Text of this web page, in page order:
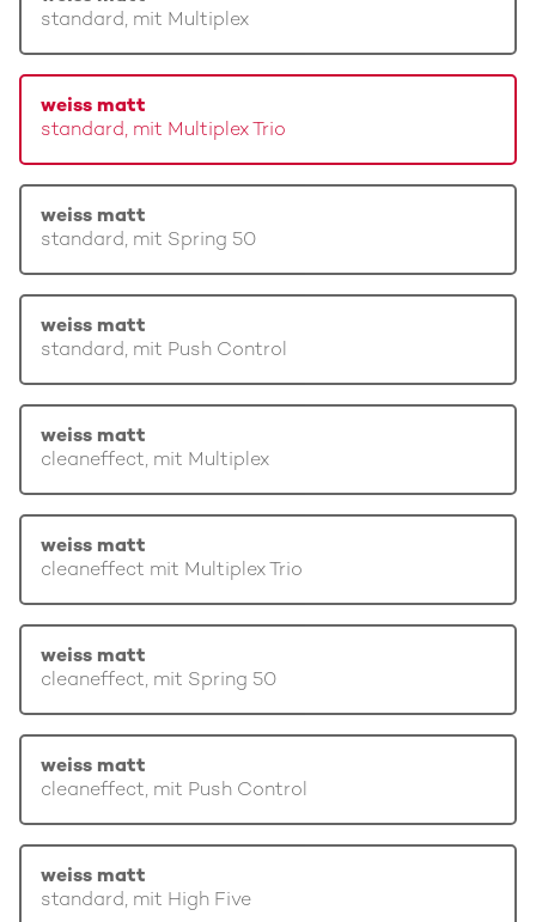
standard, mit Multiplex
weiss matt
standard, mit Multiplex Trio
weiss matt
standard, mit Spring 50
weiss matt
standard, mit Push Control
weiss matt
cleaneffect, mit Multiplex
weiss matt
cleaneffect mit Multiplex Trio
weiss matt
cleaneffect, mit Spring 50
weiss matt
cleaneffect, mit Push Control
weiss matt
standard, mit High Five